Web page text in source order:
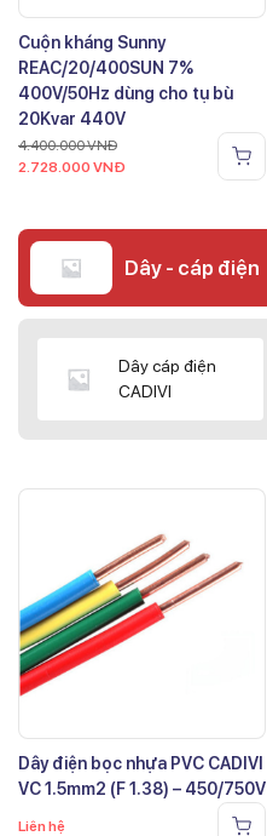
Cuộn kháng Sunny
REAC/20/400SUN 7%
400V/50Hz dùng cho tụ bù
20Kvar 440V
4.400.000VNĐ
2.728.000 VNĐ
Dây - cáp điện
Dây cáp điện
CADIVI
Dây điện bọc nhựa PVC CADIVI
VC 1.5mm2 (F 1.38) – 450/750V
Liên hệ